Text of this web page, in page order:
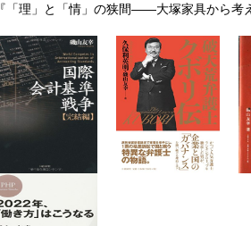
『「理」と「情」の狭間――大塚家具から考